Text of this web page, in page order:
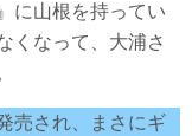
に山根を持ってい
くなって、大浦さ
売され、まさにギ